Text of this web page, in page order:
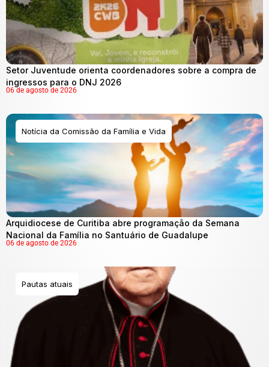
Setor Juventude orienta coordenadores sobre a compra de
ingressos para o DNJ 2026
06 de agosto de 2026
Notícia da Comissão da Família e Vida
Arquidiocese de Curitiba abre programação da Semana
Nacional da Família no Santuário de Guadalupe
06 de agosto de 2026
Pautas atuais